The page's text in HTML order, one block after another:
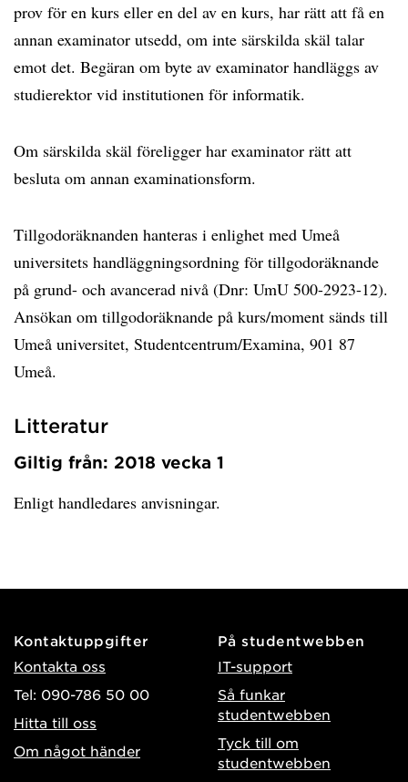
prov för en kurs eller en del av en kurs, har rätt att få en
annan examinator utsedd, om inte särskilda skäl talar
emot det. Begäran om byte av examinator handläggs av
studierektor vid institutionen för informatik.
Om särskilda skäl föreligger har examinator rätt att
besluta om annan examinationsform.
Tillgodoräknanden hanteras i enlighet med Umeå
universitets handläggningsordning för tillgodoräknande
på grund- och avancerad nivå (Dnr: UmU 500-2923-12).
Ansökan om tillgodoräknande på kurs/moment sänds till
Umeå universitet, Studentcentrum/Examina, 901 87
Umeå.
Litteratur
Giltig från: 2018 vecka 1
Enligt handledares anvisningar.
Kontaktuppgifter
Kontakta oss
Tel: 090-786 50 00
Hitta till oss
Om något händer
På studentwebben
IT-support
Så funkar
studentwebben
Tyck till om
studentwebben